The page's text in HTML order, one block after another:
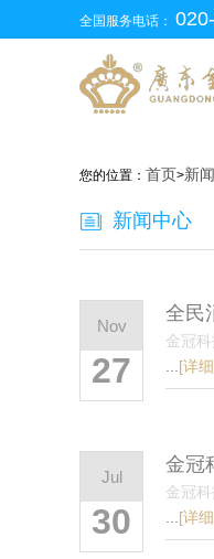
全国服务电话：
您的位置： 首页>新
新闻中心
Nov
27
全民
金冠
[详
Jul
30
金冠
金冠
[详